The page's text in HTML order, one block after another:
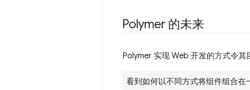
Polymer 的未来
Polymer 实现 Web 开发的方式令其
看到如何以不同方式将组件组合